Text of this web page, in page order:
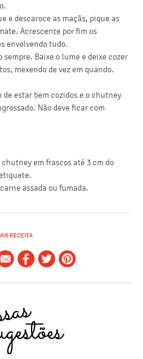
e descaroce as maçãs, pique as
Acrescente por fim os
envolvendo tudo.
sempre. Baixe o lume e deixe cozer
mexendo de vez em quando.
de estar bem cozidos e o chutney
Não deve ficar com
em frascos até 3 cm do
assada ou fumada.
RECEITA